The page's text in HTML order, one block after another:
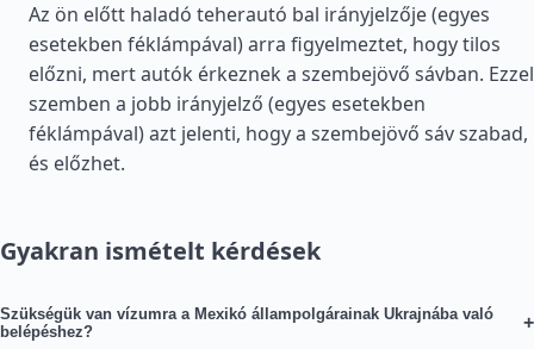
Az ön előtt haladó teherautó bal irányjelzője (egyes
esetekben féklámpával) arra figyelmeztet, hogy tilos
előzni, mert autók érkeznek a szembejövő sávban. Ezzel
szemben a jobb irányjelző (egyes esetekben
féklámpával) azt jelenti, hogy a szembejövő sáv szabad,
és előzhet.
Gyakran ismételt kérdések
Szükségük van vízumra a Mexikó állampolgárainak Ukrajnába való
belépéshez?
+